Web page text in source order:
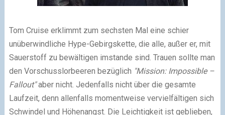
Tom Cruise erklimmt zum sechsten Mal eine schier
unüberwindliche Hype-Gebirgskette, die alle, außer er, mit
Sauerstoff zu bewältigen imstande sind. Trauen sollte man
den Vorschusslorbeeren bezüglich "Mission: Impossible –
Fallout"aber nicht. Jedenfalls nicht über die gesamte
Laufzeit, denn allenfalls momentweise vervielfältigen sich
Schwindel und Höhenangst. Die Leichtigkeit ist geblieben,